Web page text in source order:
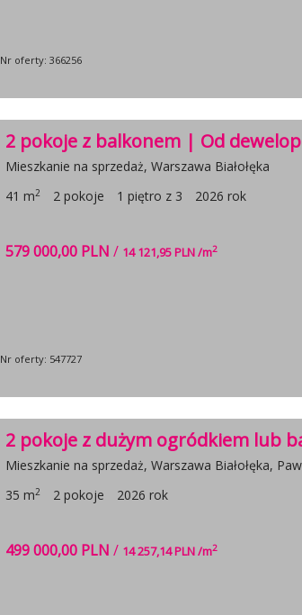
Nr oferty: 366256
2 pokoje z balkonem | Od
Mieszkanie na sprzedaż, Warszawa Białołęka
41 m2 2 pokoje 1 piętro z 3 2026 rok
579 000,00 PLN / 14 121,95 PLN /m2
Nr oferty: 547727
2 pokoje z dużym ogródkiem lub
Mieszkanie na sprzedaż, Warszawa Białołęka,
35 m2 2 pokoje 2026 rok
499 000,00 PLN / 14 257,14 PLN /m2